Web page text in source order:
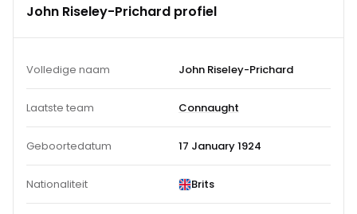
John Riseley-Prichard profiel
Volledige naam John Riseley-Prichard
Laatste team Connaught
Geboortedatum 17 January 1924
Nationaliteit Brits